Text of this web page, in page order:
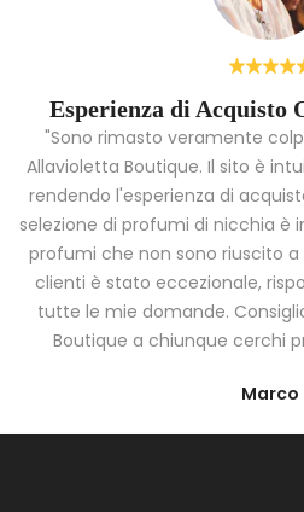
Esperienza di Acquisto
"Sono rimasto veramente
Allavioletta Boutique. Il sito è
rendendo l'esperienza di
selezione di profumi di nicchia è
profumi che non sono riuscito a
clienti è stato eccezionale,
tutte le mie domande.
Boutique a chiunque cerchi
Marco